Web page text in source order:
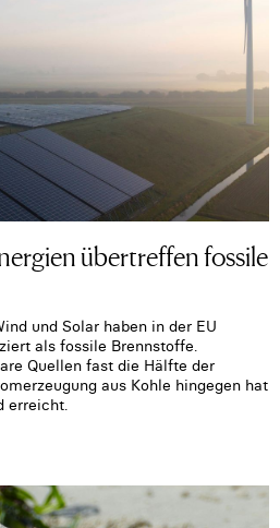
übertreffen fossile
und Solar haben in der EU
als fossile Brennstoffe.
Quellen fast die Hälfte der
aus Kohle hingegen hat
erreicht.